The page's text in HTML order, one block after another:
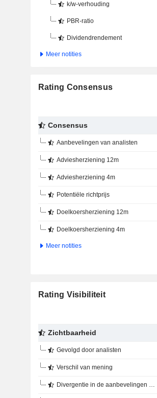
k/w-verhouding
PBR-ratio
Dividendrendement
Meer notities
Rating Consensus
Consensus
Aanbevelingen van analisten
Adviesherziening 12m
Adviesherziening 4m
Potentiële richtprijs
Doelkoersherziening 12m
Doelkoersherziening 4m
Meer notities
Rating Visibiliteit
Zichtbaarheid
Gevolgd door analisten
Verschil van mening
Divergentie in de aanbevelingen van analisten